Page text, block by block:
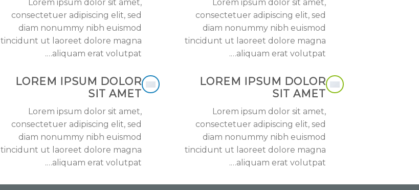
Lorem ipsum dolor sit amet,
consectetuer adipiscing elit, sed
diam nonummy nibh euismod
tincidunt ut laoreet dolore magna
aliquam erat volutpat….
Lorem ipsum dolor sit amet,
consectetuer adipiscing elit, sed
diam nonummy nibh euismod
tincidunt ut laoreet dolore magna
aliquam erat volutpat….
LOREM IPSUM DOLOR
SIT AMET
Lorem ipsum dolor sit amet,
consectetuer adipiscing elit, sed
diam nonummy nibh euismod
tincidunt ut laoreet dolore magna
aliquam erat volutpat….
LOREM IPSUM DOLOR
SIT AMET
Lorem ipsum dolor sit amet,
consectetuer adipiscing elit, sed
diam nonummy nibh euismod
tincidunt ut laoreet dolore magna
aliquam erat volutpat….